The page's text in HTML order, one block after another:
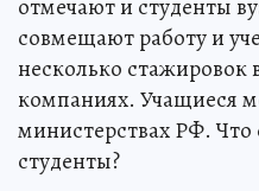
отмечают и студенты
совмещают работу и
несколько
компаниях. Учащиеся
министерствах РФ.
студенты?